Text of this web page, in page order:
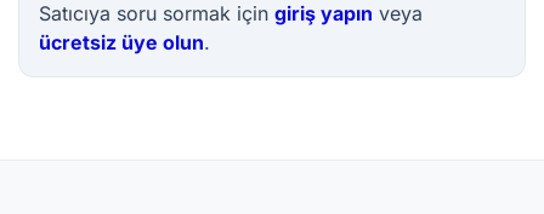
Satıcıya soru sormak için giriş yapın veya
ücretsiz üye olun.